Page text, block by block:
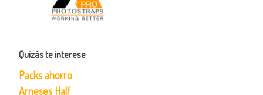
Quizás te interese
Packs ahorro
Arneses Half